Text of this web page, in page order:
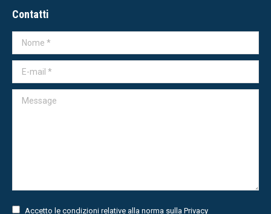
Contatti
Nome *
E-mail *
Message
Accetto le condizioni relative alla norma sulla Privacy